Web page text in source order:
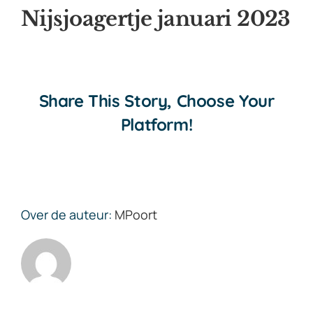
Nijsjoagertje januari 2023
Share This Story, Choose Your
Platform!
Over de auteur: MPoort